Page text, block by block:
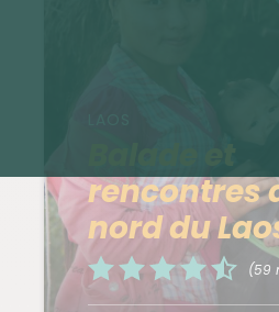
rencontres
nord du
(59